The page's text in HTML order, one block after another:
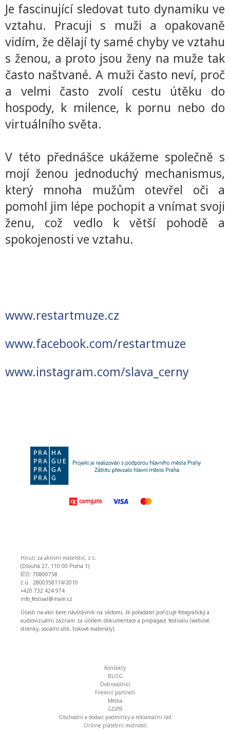
Je fascinující sledovat tuto dynamiku ve
vztahu. Pracuji s muži a opakovaně
vidím, že dělají ty samé chyby ve vztahu
s ženou, a proto jsou ženy na muže tak
často naštvané. A muži často neví, proč
a velmi často zvolí cestu útěku do
hospody, k milence, k pornu nebo do
virtuálního světa.
V této přednášce ukážeme společně s
mojí ženou jednoduchý mechanismus,
který mnoha mužům otevřel oči a
pomohl jim lépe pochopit a vnímat svoji
ženu, což vedlo k větší pohodě a
spokojenosti ve vztahu.
www.restartmuze.cz
www.facebook.com/restartmuze
www.instagram.com/slava_cerny
Hnutí za aktivní mateřství, z.s.
(Dlouhá 27, 110 00 Praha 1)
IČO: 70800758
č.ú.: 2800358114/2010
+420 732 424 974
info_festival@iham.cz
Účastí na akci bere návštěvník na vědomí, že pořadatel pořizuje fotografický a
audiovizuální záznam za účelem dokumentace a propagace festivalu (webové
stránky, sociální sítě, tiskové materiály).
Kontakty
BLOG
Dobrovolníci
Firemní partneři
Média
GDPR
Obchodní a dodací podmínky a reklamační řád
Online platební možnosti